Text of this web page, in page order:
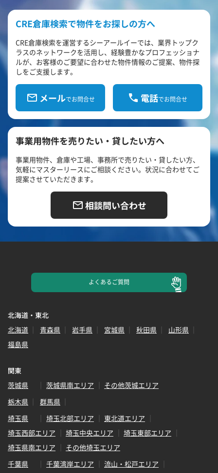
CRE倉庫検索で物件をお探しの方へ
CRE倉庫検索を運営するシーアールイーでは、業界トップク
ラスのネットワークを活用し、経験豊かなプロフェッショナ
ルが、お客様のご要望に合わせた物件情報のご提案、物件探
しをご支援します。
メールでお問合せ 電話でお問合せ
事業用物件を売りたい・貸したい方へ
事業用物件、倉庫や工場、事務所で売りたい・貸したい方、
気軽にマスターリースにご相談ください。状況に合わせてご
提案させていただきます。
相談問い合わせ
よくあるご質問
北海道・東北
北海道
青森県 岩手県 宮城県 秋田県
山形県
福島県
関東
茨城県
茨城県南エリア
その他茨城エリア
栃木県
群馬県
埼玉県
埼玉北部エリア
東北道エリア
埼玉西部エリア
埼玉中央エリア
埼玉東部エリア
埼玉県南エリア
その他埼玉エリア
千葉県
千葉湾岸エリア
流山・松戸エリア